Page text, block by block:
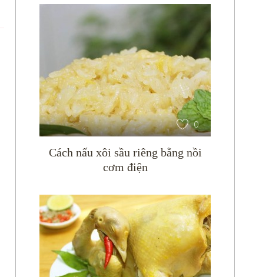
0
Cách nấu xôi sầu riêng bằng nồi
cơm điện